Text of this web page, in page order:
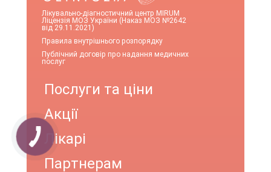
Лікувально-діагностичний центр MIRUM
Ліцензія МОЗ України (Наказ МОЗ №2642
від 29.11.2021)
Правила внутрішнього розпорядку
Публічний договір про надання медичних
послуг
Послуги та ціни
Акції
Лікарі
Партнерам